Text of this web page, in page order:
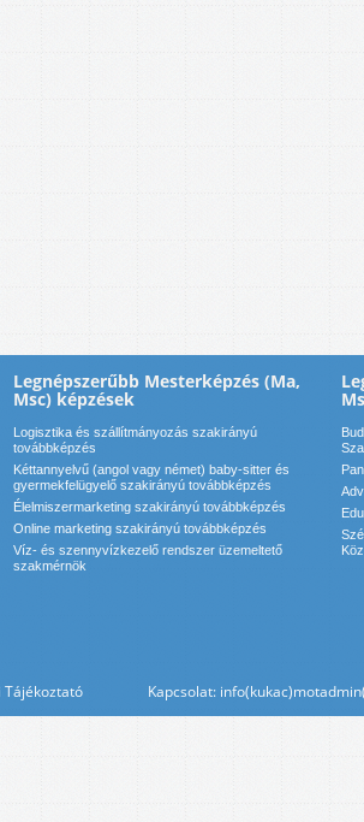
Legnépszerűbb Mesterképzés (Ma,
Msc) képzések
Logisztika és szállítmányozás szakirányú
továbbképzés
Kéttannyelvű (angol vagy német) baby-sitter és
gyermekfelügyelő szakirányú továbbképzés
Élelmiszermarketing szakirányú továbbképzés
Online marketing szakirányú továbbképzés
Víz- és szennyvízkezelő rendszer üzemeltető
szakmérnök
Tájékoztató Kapcsolat: